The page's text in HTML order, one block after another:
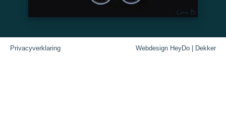
Privacyverklaring Webdesign HeyDo | Dekker